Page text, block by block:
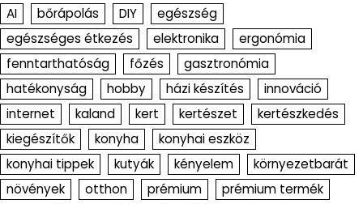
AI bőrápolás DIY
egészség
egészséges étkezés
elektronika
ergonómia
fenntarthatóság
főzés
gasztronómia
hatékonyság
hobby házi készítés
innováció
internet
kaland kert kertészet
kertészkedés
kiegészítők
konyha
konyhai eszköz
konyhai tippek
kutyák kényelem
környezetbarát
növények
otthon prémium
prémium termék